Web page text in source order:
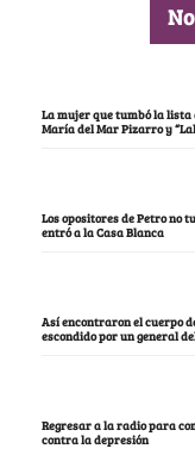
La mujer que tumbó la lista
María del Mar Pizarro y
Los opositores de Petro no
entró a la Casa Blanca
Así encontraron el cuerpo
escondido por un general
Regresar a la radio para
contra la depresión